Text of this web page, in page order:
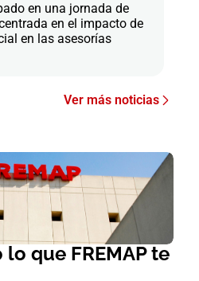
en una jornada de
en el impacto de
en las asesorías
Ver más noticias
que FREMAP te